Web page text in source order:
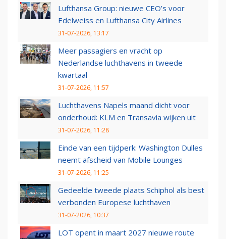
Lufthansa Group: nieuwe CEO’s voor
Edelweiss en Lufthansa City Airlines
31-07-2026, 13:17
Meer passagiers en vracht op
Nederlandse luchthavens in tweede
kwartaal
31-07-2026, 11:57
Luchthavens Napels maand dicht voor
onderhoud: KLM en Transavia wijken uit
31-07-2026, 11:28
Einde van een tijdperk: Washington Dulles
neemt afscheid van Mobile Lounges
31-07-2026, 11:25
Gedeelde tweede plaats Schiphol als best
verbonden Europese luchthaven
31-07-2026, 10:37
LOT opent in maart 2027 nieuwe route